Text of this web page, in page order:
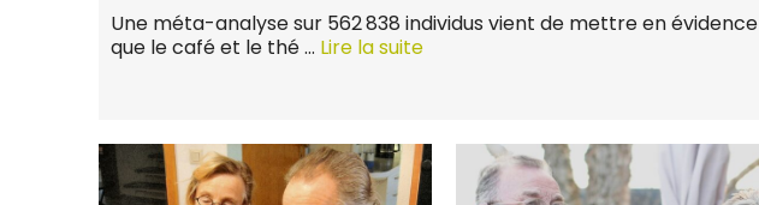
Une méta-analyse sur 562 838 individus vient de mettre en évidence
que le café et le thé … Lire la suite